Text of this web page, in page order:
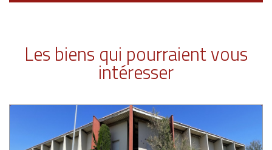
Les biens qui pourraient vous
intéresser